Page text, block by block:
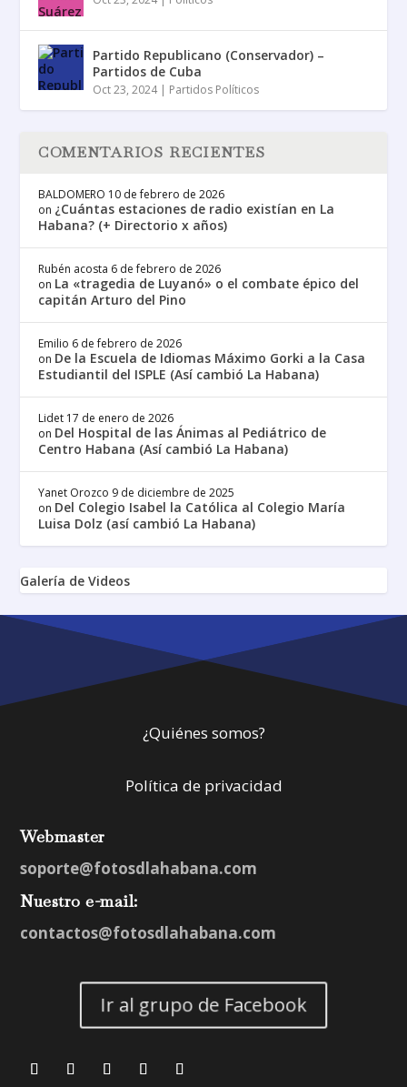
Partido Republicano (Conservador) –
Partidos de Cuba
Oct 23, 2024| Partidos Políticos
COMENTARIOS RECIENTES
BALDOMERO 10 de febrero de 2026
on ¿Cuántas estaciones de radio existían en La
Habana? (+ Directorio x años)
Rubén acosta 6 de febrero de 2026
on La «tragedia de Luyanó» o el combate épico del
capitán Arturo del Pino
Emilio 6 de febrero de 2026
on De la Escuela de Idiomas Máximo Gorki a la Casa
Estudiantil del ISPLE (Así cambió La Habana)
Lidet 17 de enero de 2026
on Del Hospital de las Ánimas al Pediátrico de
Centro Habana (Así cambió La Habana)
Yanet Orozco 9 de diciembre de 2025
on Del Colegio Isabel la Católica al Colegio María
Luisa Dolz (así cambió La Habana)
Galería de Videos
¿Quiénes somos?
Política de privacidad
Webmaster
soporte@fotosdlahabana.com
Nuestro e-mail:
contactos@fotosdlahabana.com
Ir al grupo de Facebook